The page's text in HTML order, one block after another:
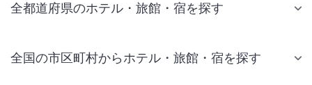
全都道府県のホテル・旅館・宿を探す
全国の市区町村からホテル・旅館・宿を探す